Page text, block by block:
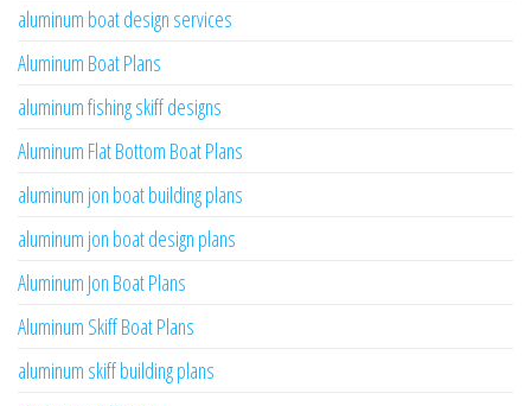
aluminum boat design services
Aluminum Boat Plans
aluminum fishing skiff designs
Aluminum Flat Bottom Boat Plans
aluminum jon boat building plans
aluminum jon boat design plans
Aluminum Jon Boat Plans
Aluminum Skiff Boat Plans
aluminum skiff building plans